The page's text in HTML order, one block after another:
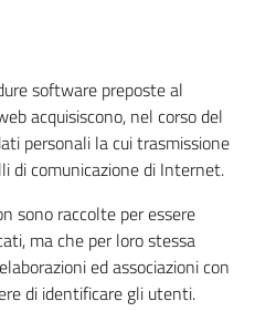
software preposte al
acquisiscono, nel corso del
personali la cui trasmissione
di comunicazione di Internet.
sono raccolte per essere
ma che per loro stessa
ed associazioni con
di identificare gli utenti.